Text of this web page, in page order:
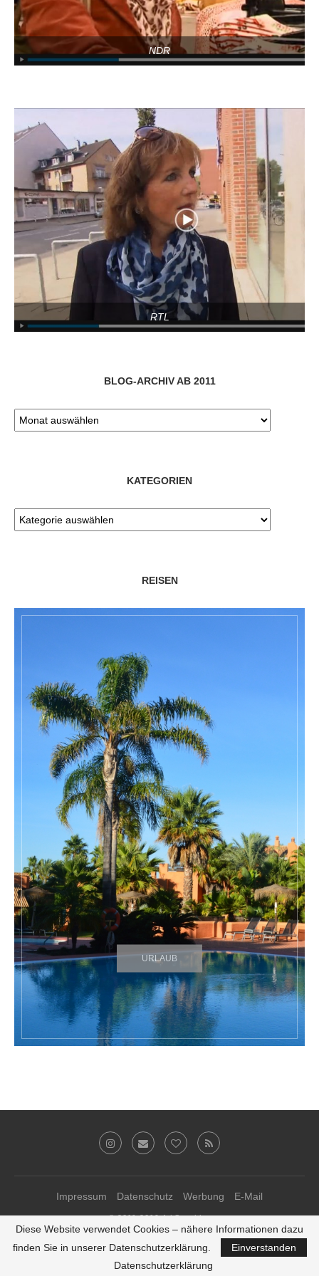
NDR
RTL
BLOG-ARCHIV AB 2011
KATEGORIEN
REISEN
URLAUB
Impressum Datenschutz Werbung E-Mail
© 2011-2019 Ari Sunshine
Theme-Anpassungen vonkathastrophal.de♥
ZURÜCK ZUM SEITENANFANG
Diese Website verwendet Cookies – nähere Informationen dazu
finden Sie in unserer Datenschutzerklärung.
Einverstanden
Datenschutzerklärung